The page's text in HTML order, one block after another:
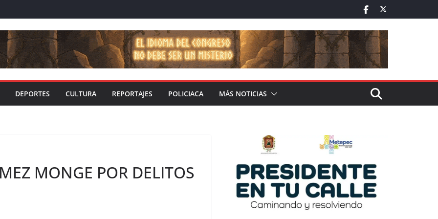
DEPORTES CULTURA REPORTAJES POLICIACA MÁS NOTICIAS
MONGE POR DELITOS